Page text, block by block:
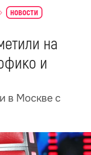
новости
на
и
в Москве с